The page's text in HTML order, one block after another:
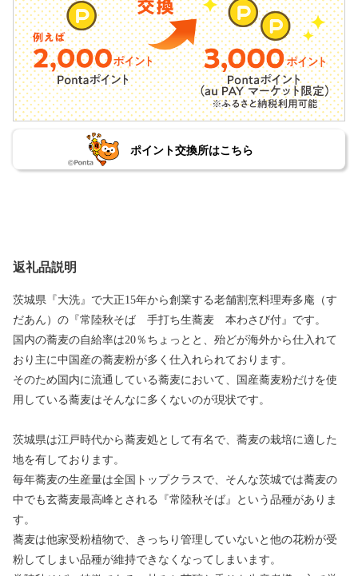
ポイント交換所はこちら
返礼品説明
茨城県『大洗』で大正15年から創業する老舗割烹料理寿多庵（す
だあん）の『常陸秋そば 手打ち生蕎麦 本わさび付』です。
国内の蕎麦の自給率は20％ちょっとと、殆どが海外から仕入れて
おり主に中国産の蕎麦粉が多く仕入れられております。
そのため国内に流通している蕎麦において、国産蕎麦粉だけを使
用している蕎麦はそんなに多くないのが現状です。
茨城県は江戸時代から蕎麦処として有名で、蕎麦の栽培に適した
地を有しております。
毎年蕎麦の生産量は全国トップクラスで、そんな茨城では蕎麦の
中でも玄蕎麦最高峰とされる『常陸秋そば』という品種がありま
す。
蕎麦は他家受粉植物で、きっちり管理していないと他の花粉が受
粉してしまい品種が維持できなくなってしまいます。